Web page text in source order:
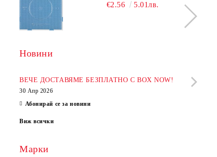
€2.56 5.01лв.
Новини
ВЕЧЕ ДОСТАВЯМЕ БЕЗПЛАТНО С BOX NOW!
30 Апр 2026
Абонирай се за новини
Виж всички
Марки